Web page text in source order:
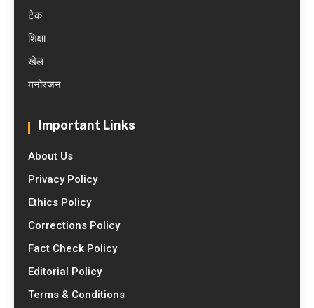
टेक
शिक्षा
खेल
मनोरंजन
Important Links
About Us
Privacy Policy
Ethics Policy
Corrections Policy
Fact Check Policy
Editorial Policy
Terms & Conditions